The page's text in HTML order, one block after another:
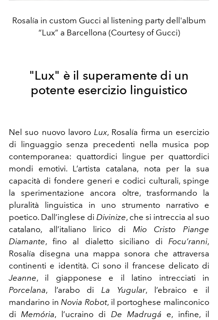
Rosalía in custom Gucci al listening party dell'album
“Lux” a Barcellona (Courtesy of Gucci)
"Lux" è il superamente di un
potente esercizio linguistico
Nel suo nuovo lavoro Lux, Rosalía firma un esercizio
di linguaggio senza precedenti nella musica pop
contemporanea: quattordici lingue per quattordici
mondi emotivi. L’artista catalana, nota per la sua
capacità di fondere generi e codici culturali, spinge
la sperimentazione ancora oltre, trasformando la
pluralità linguistica in uno strumento narrativo e
poetico. Dall’inglese di Divinize, che si intreccia al suo
catalano, all’italiano lirico di Mio Cristo Piange
Diamante, fino al dialetto siciliano di Focu’ranni,
Rosalía disegna una mappa sonora che attraversa
continenti e identità. Ci sono il francese delicato di
Jeanne, il giapponese e il latino intrecciati in
Porcelana, l’arabo di La Yugular, l’ebraico e il
mandarino in Novia Robot, il portoghese malinconico
di Memória, l’ucraino di De Madrugá e, infine, il